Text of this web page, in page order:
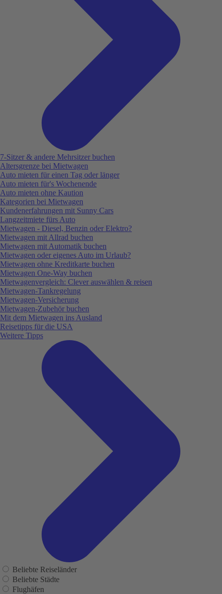
7-Sitzer & andere Mehrsitzer buchen
Altersgrenze bei Mietwagen
Auto mieten für einen Tag oder länger
Auto mieten für's Wochenende
Auto mieten ohne Kaution
Kategorien bei Mietwagen
Kundenerfahrungen mit Sunny Cars
Langzeitmiete fürs Auto
Mietwagen - Diesel, Benzin oder Elektro?
Mietwagen mit Allrad buchen
Mietwagen mit Automatik buchen
Mietwagen oder eigenes Auto im Urlaub?
Mietwagen ohne Kreditkarte buchen
Mietwagen One-Way buchen
Mietwagenvergleich: Clever auswählen & reisen
Mietwagen-Tankregelung
Mietwagen-Versicherung
Mietwagen-Zubehör buchen
Mit dem Mietwagen ins Ausland
Reisetipps für die USA
Weitere Tipps
Beliebte Reiseländer
Beliebte Städte
Flughäfen